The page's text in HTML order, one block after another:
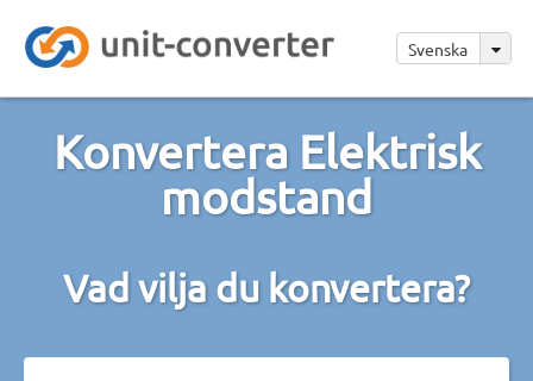
Svenska
Konvertera Elektrisk
modstand
Vad vilja du konvertera?